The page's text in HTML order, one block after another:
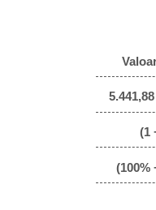
(1
(100%